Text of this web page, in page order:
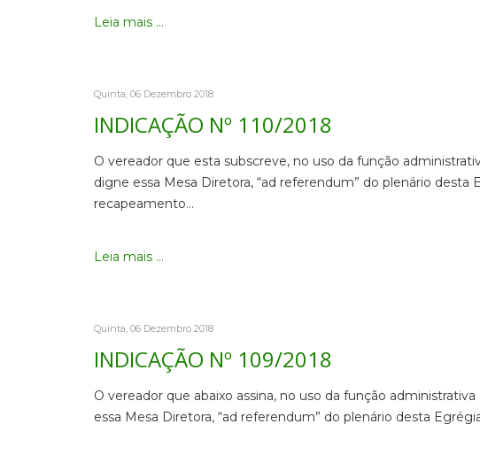
Leia mais ...
Quinta, 06 Dezembro 2018
INDICAÇÃO Nº 110/2018
O vereador que esta subscreve, no uso da função
digne essa Mesa Diretora, “ad referendum” do plenário
recapeamento…
Leia mais ...
Quinta, 06 Dezembro 2018
INDICAÇÃO Nº 109/2018
O vereador que abaixo assina, no uso da função
essa Mesa Diretora, “ad referendum” do plenário desta